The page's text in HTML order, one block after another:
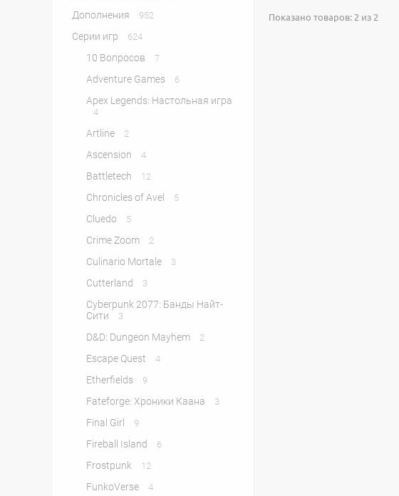
Дополнения 952
Серии игр 624
10 Вопросов 7
Adventure Games 6
Apex Legends: Настольная игра
4
Artline 2
Ascension 4
Battletech 12
Chronicles of Avel 5
Cluedo 5
Crime Zoom 2
Culinario Mortale 3
Cutterland 3
Cyberpunk 2077: Банды Найт-
Сити
3
D&D: Dungeon Mayhem 2
Escape Quest 4
Etherfields 9
Fateforge: Хроники Каана 3
Final Girl 9
Fireball Island 6
Frostpunk 12
FunkoVerse 4
Показано товаров: 2 из 2